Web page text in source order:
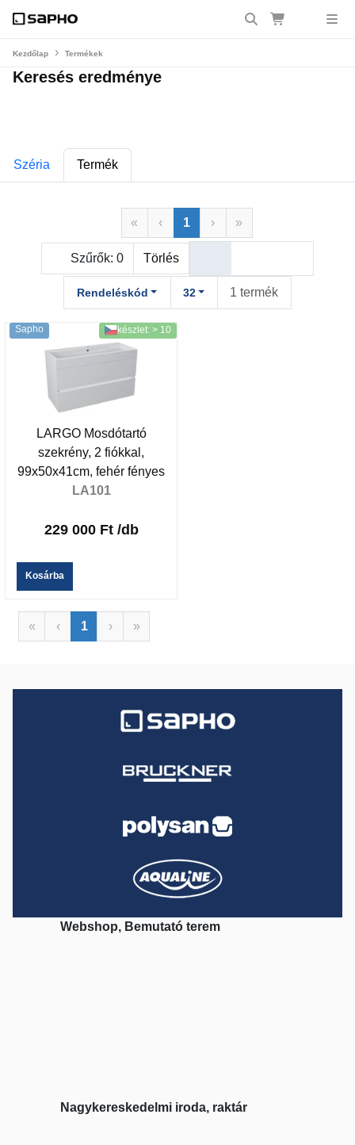
Kezdőlap Termékek
Keresés eredménye
Széria Termék
« ‹ 1 › »
Szűrők:0 Törlés
Rendeléskód 32 1 termék
Sapho készlet: > 10
LARGO Mosdótartó
szekrény, 2 fiókkal,
99x50x41cm, fehér fényes
LA101
229 000 Ft /db
Kosárba
« ‹ 1 › »
Webshop, Bemutató terem
Nagykereskedelmi iroda, raktár